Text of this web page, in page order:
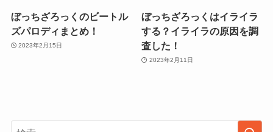
ぼっちざろっくのビートル
ズパロディまとめ！
2023年2月15日
ぼっちざろっくはイライラ
する？イライラの原因を調
査した！
2023年2月11日